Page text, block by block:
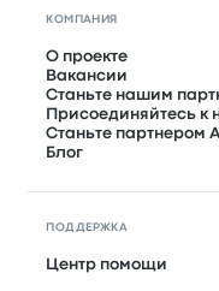
КОМПАНИЯ
О проекте
Вакансии
Станьте нашим
Присоединяйтесь к
Станьте партнером
Блог
ПОДДЕРЖКА
Центр помощи